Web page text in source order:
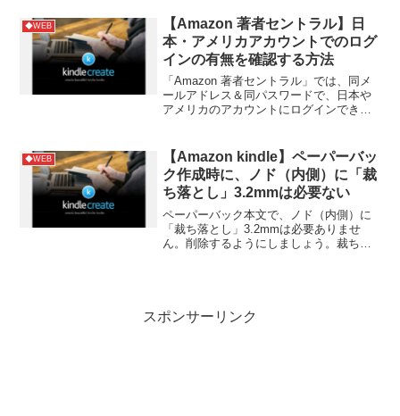
ばOK...
◆WEB
【Amazon 著者セントラル】日
本・アメリカアカウントでのログ
インの有無を確認する方法
「Amazon 著者セントラル」では、同メ
ールアドレス＆同パスワードで、日本や
アメリカのアカウントにログインできま
確認しましょう。URLが
「amazon.co.jp」...
◆WEB
【Amazon kindle】ペーパーバッ
ク作成時に、ノド（内側）に「裁
ち落とし」3.2mmは必要ない
ペーパーバック本文で、ノド（内側）に
「裁ち落とし」3.2mmは必要ありませ
ん。削除するようにしましょう。裁ち落
スポンサーリンク